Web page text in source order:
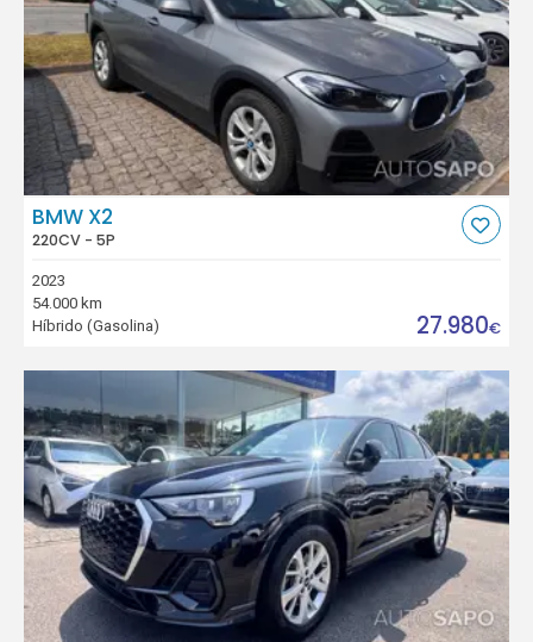
BMW X2
220CV - 5P
2023
54.000 km
Híbrido (Gasolina)
27.980€